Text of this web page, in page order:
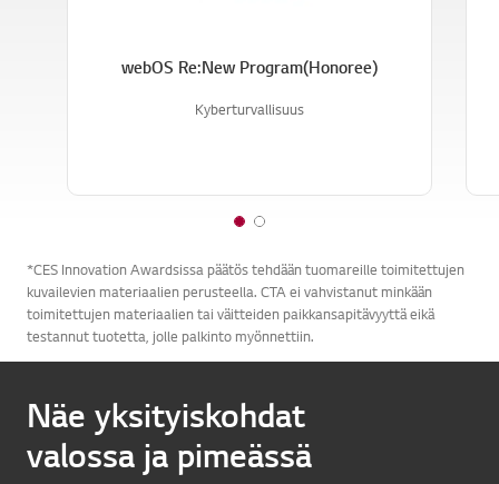
webOS Re:New Program(Honoree)
Kyberturvallisuus
1
f
2
2
f
2
*CES Innovation Awardsissa päätös tehdään tuomareille toimitettujen
kuvailevien materiaalien perusteella. CTA ei vahvistanut minkään
toimitettujen materiaalien tai väitteiden paikkansapitävyyttä eikä
testannut tuotetta, jolle palkinto myönnettiin.
Näe yksityiskohdat
valossa ja pimeässä